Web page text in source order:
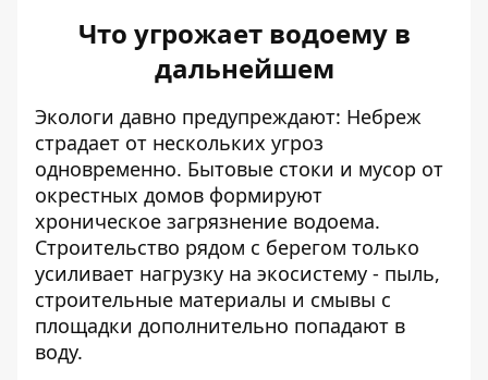
Что угрожает водоему в
дальнейшем
Экологи давно предупреждают: Небреж
страдает от нескольких угроз
одновременно. Бытовые стоки и мусор от
окрестных домов формируют
хроническое загрязнение водоема.
Строительство рядом с берегом только
усиливает нагрузку на экосистему - пыль,
строительные материалы и смывы с
площадки дополнительно попадают в
воду.